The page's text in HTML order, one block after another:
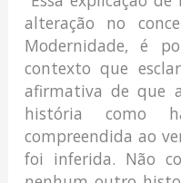
alteração no
Modernidade, é
contexto que
afirmativa de que
história como
compreendida ao
foi inferida. Não